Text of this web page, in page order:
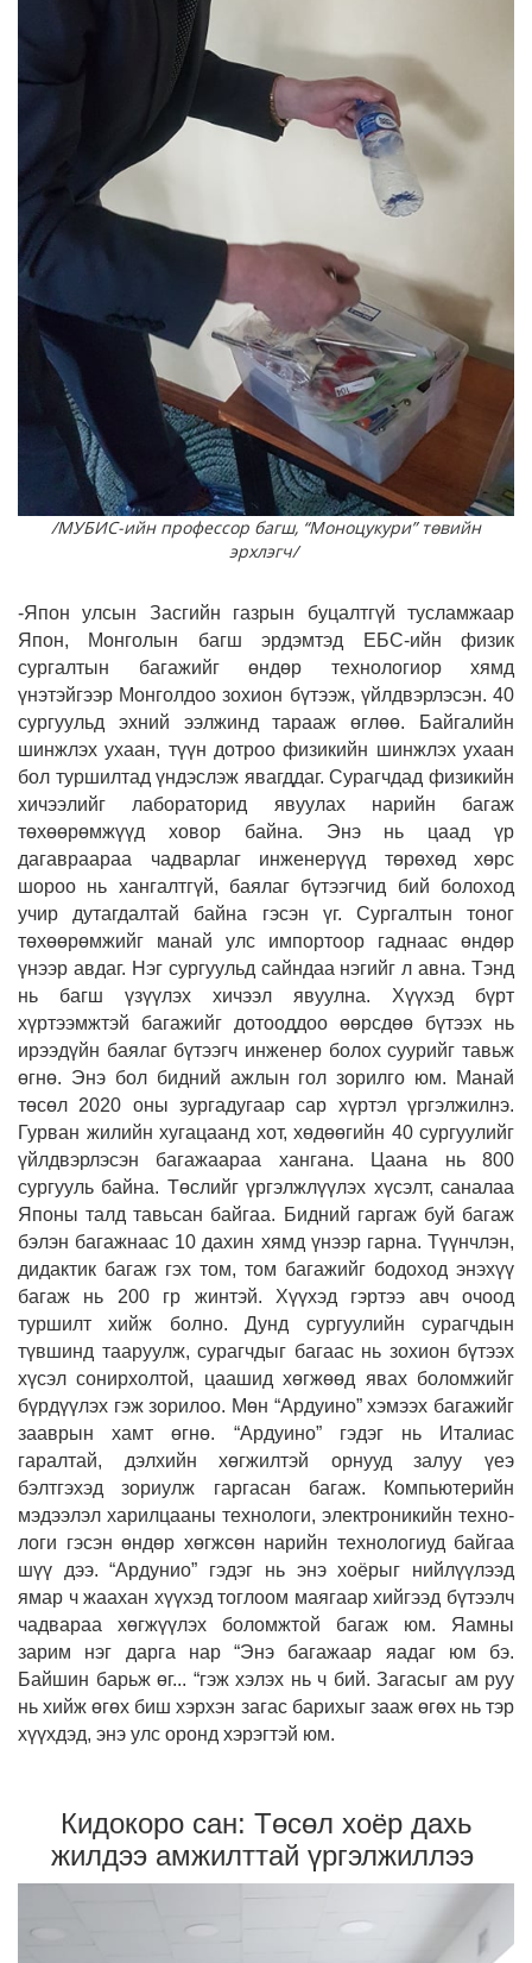
/МУБИС-ийн профессор багш, “Моноцукури” төвийн
эрхлэгч/
-Япон улсын Засгийн газрын буцалтгүй тусламжаар
Япон, Монголын багш эрдэмтэд ЕБС-ийн физик
сургалтын багажийг өндөр технологиор хямд
үнэтэйгээр Монголдоо зохион бүтээж, үйлдвэрлэсэн. 40
сургуульд эхний ээлжинд тарааж өглөө. Байгалийн
шинжлэх ухаан, түүн дотроо физикийн шинжлэх ухаан
бол туршилтад үндэслэж явагддаг. Сурагчдад физикийн
хичээлийг лабораторид явуулах нарийн багаж
төхөөрөмжүүд ховор байна. Энэ нь цаад үр
дагавраараа чадварлаг инженерүүд төрөхөд хөрс
шороо нь хангалтгүй, баялаг бүтээгчид бий болоход
учир дутагдалтай байна гэсэн үг. Сургалтын тоног
төхөөрөмжийг манай улс импортоор гаднаас өндөр
үнээр авдаг. Нэг сургуульд сайндаа нэгийг л авна. Тэнд
нь багш үзүүлэх хичээл явуулна. Хүүхэд бүрт
хүртээмжтэй багажийг дотооддоо өөрсдөө бүтээх нь
ирээдүйн баялаг бүтээгч инженер болох суурийг тавьж
өгнө. Энэ бол бидний ажлын гол зорилго юм. Манай
төсөл 2020 оны зургадугаар сар хүртэл үргэлжилнэ.
Гурван жилийн хугацаанд хот, хөдөөгийн 40 сургуулийг
үйлдвэрлэсэн багажаараа хангана. Цаана нь 800
сургууль байна. Төслийг үргэлжлүүлэх хүсэлт, саналаа
Японы талд тавьсан байгаа. Бидний гаргаж буй багаж
бэлэн багажнаас 10 дахин хямд үнээр гарна. Түүнчлэн,
дидактик багаж гэх том, том багажийг бодоход энэхүү
багаж нь 200 гр жинтэй. Хүүхэд гэртээ авч очоод
туршилт хийж болно. Дунд сургуулийн сурагчдын
түвшинд тааруулж, сурагчдыг багаас нь зохион бүтээх
хүсэл сонирхолтой, цаашид хөгжөөд явах боломжийг
бүрдүүлэх гэж зорилоо. Мөн “Ардуино” хэмээх багажийг
зааврын хамт өгнө. “Ардуино” гэдэг нь Италиас
гаралтай, дэлхийн хөгжилтэй орнууд залуу үеэ
бэлтгэхэд зориулж гаргасан багаж. Компьютерийн
мэдээлэл харилцааны технологи, электроникийн техно­
логи гэсэн өндөр хөгжсөн нарийн технологиуд байгаа
шүү дээ. “Ардунио” гэдэг нь энэ хоёрыг нийлүүлээд
ямар ч жаахан хүүхэд тоглоом маягаар хийгээд бүтээлч
чадвараа хөгжүүлэх боломжтой багаж юм. Яамны
зарим нэг дарга нар “Энэ багажаар яадаг юм бэ.
Байшин барьж өг... “гэж хэлэх нь ч бий. Загасыг ам руу
нь хийж өгөх биш хэр­хэн загас барихыг зааж өгөх нь тэр
хүүхдэд, энэ улс оронд хэрэгтэй юм.
Кидокоро сан: Төсөл хоёр дахь
жилдээ амжилттай үргэлжиллээ